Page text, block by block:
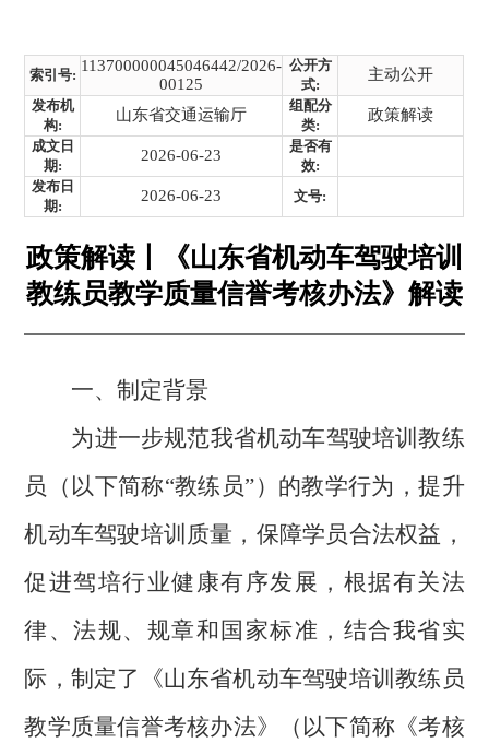
索引号:
113700000045046442/2026-
00125
公开方
式:
主动公开
发布机
构:
山东省交通运输厅
组配分
类:
政策解读
成文日
期:
2026-06-23
是否有
效:
发布日
期:
2026-06-23 文号:
政策解读丨《山东省机动车驾驶培训
教练员教学质量信誉考核办法》解读
一、制定背景
为进一步规范我省机动车驾驶培训教练
员（以下简称“教练员”）的教学行为，提升
机动车驾驶培训质量，保障学员合法权益，
促进驾培行业健康有序发展，根据有关法
律、法规、规章和国家标准，结合我省实
际，制定了《山东省机动车驾驶培训教练员
教学质量信誉考核办法》（以下简称《考核